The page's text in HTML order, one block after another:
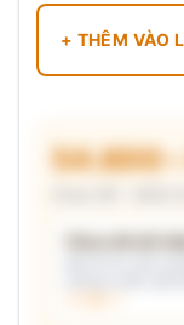
+ THÊM VÀO
54.800